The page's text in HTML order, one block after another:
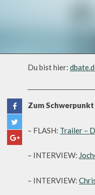
Du bist hier:
Zum
– FLASH: Trailer –
– INTERVIEW:
– INTERVIEW: